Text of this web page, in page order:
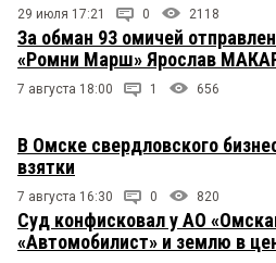
29 июля 17:21 0 2118
За обман 93 омичей
«Ромни Марш» Ярослав
7 августа 18:00 1 656
В Омске свердловского
взятки
7 августа 16:30 0 820
Суд конфисковал у АО
«Автомобилист» и землю в